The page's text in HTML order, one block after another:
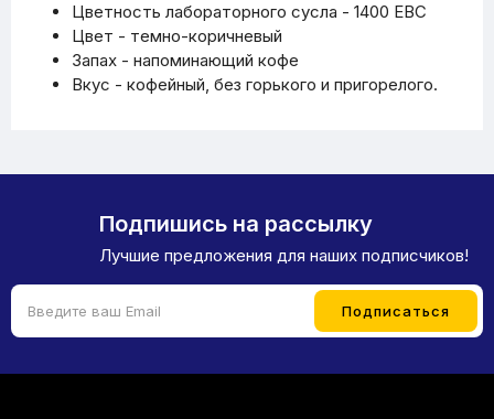
Цветность лабораторного сусла - 1400 EBC
Цвет - темно-коричневый
Запах - напоминающий кофе
Вкус - кофейный, без горького и пригорелого.
Подпишись на рассылку
Лучшие предложения для наших подписчиков!